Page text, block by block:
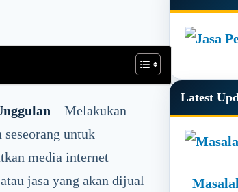
– Melakukan
seseorang untuk
media internet
jasa yang akan dijual
Sidebar
Latest